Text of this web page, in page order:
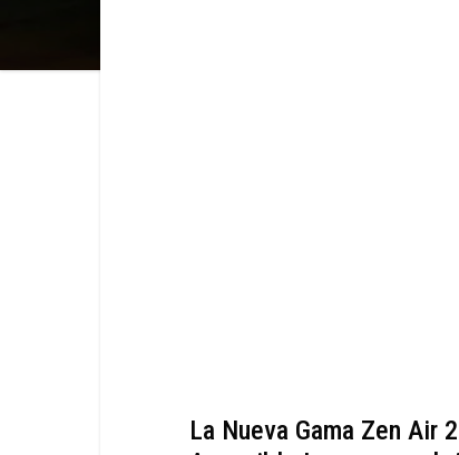
La Nueva Gama Zen Air